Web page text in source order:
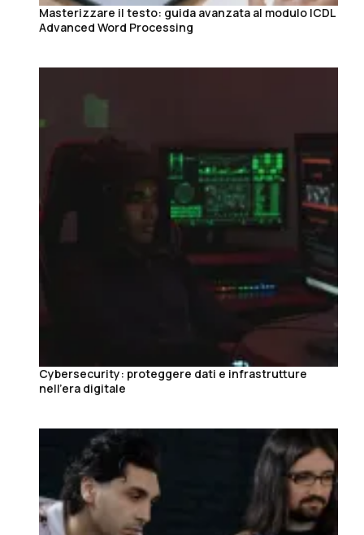
Masterizzare il testo: guida avanzata al modulo ICDL
Advanced Word Processing
Cybersecurity: proteggere dati e infrastrutture
nell’era digitale